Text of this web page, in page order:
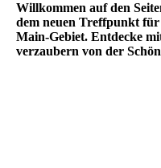
Willkommen auf den
dem neuen Treffpunkt
Main-Gebiet. Entdecke
verzaubern von der